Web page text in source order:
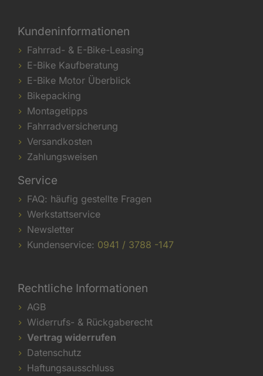
Kundeninformationen
Fahrrad- & E-Bike-Leasing
E-Bike Kaufberatung
E-Bike Motor Überblick
Bikepacking
Montagetipps
Fahrradversicherung
Versandkosten
Zahlungsweisen
Service
FAQ: häufig gestellte Fragen
Werkstattservice
Newsletter
Kundenservice: 0941 / 3788 -147
Rechtliche Informationen
AGB
Widerrufs- & Rückgaberecht
Vertrag widerrufen
Datenschutz
Haftungsausschluss